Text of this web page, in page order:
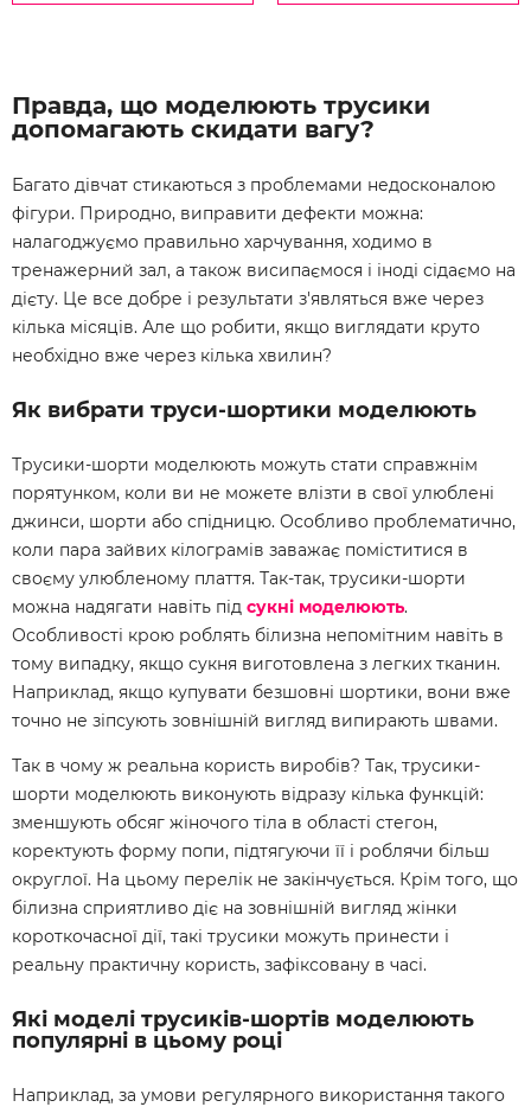
Правда, що моделюють трусики
допомагають скидати вагу?
Багато дівчат стикаються з проблемами недосконалою
фігури. Природно, виправити дефекти можна:
налагоджуємо правильно харчування, ходимо в
тренажерний зал, а також висипаємося і іноді сідаємо на
дієту. Це все добре і результати з'являться вже через
кілька місяців. Але що робити, якщо виглядати круто
необхідно вже через кілька хвилин?
Як вибрати труси-шортики моделюють
Трусики-шорти моделюють можуть стати справжнім
порятунком, коли ви не можете влізти в свої улюблені
джинси, шорти або спідницю. Особливо проблематично,
коли пара зайвих кілограмів заважає поміститися в
своєму улюбленому плаття. Так-так, трусики-шорти
можна надягати навіть під сукні моделюють.
Особливості крою роблять білизна непомітним навіть в
тому випадку, якщо сукня виготовлена з легких тканин.
Наприклад, якщо купувати безшовні шортики, вони вже
точно не зіпсують зовнішній вигляд випирають швами.
Так в чому ж реальна користь виробів? Так, трусики-
шорти моделюють виконують відразу кілька функцій:
зменшують обсяг жіночого тіла в області стегон,
коректують форму попи, підтягуючи її і роблячи більш
округлої. На цьому перелік не закінчується. Крім того, що
білизна сприятливо діє на зовнішній вигляд жінки
короткочасної дії, такі трусики можуть принести і
реальну практичну користь, зафіксовану в часі.
Які моделі трусиків-шортів моделюють
популярні в цьому році
Наприклад, за умови регулярного використання такого